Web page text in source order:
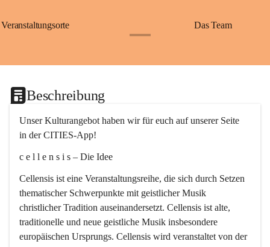
Veranstaltungsorte Das Team
Beschreibung
Unser Kulturangebot haben wir für euch auf unserer Seite
in der CITIES-App!
c e l l e n s i s – Die Idee
Cellensis ist eine Veranstaltungsreihe, die sich durch Setzen
thematischer Schwerpunkte mit geistlicher Musik
christlicher Tradition auseinandersetzt. Cellensis ist alte,
traditionelle und neue geistliche Musik insbesondere
europäischen Ursprungs. Cellensis wird veranstaltet von der